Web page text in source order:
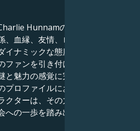
Hunnamの金星と火星の出
血縁、友情、ロマンチックな関
ナミックな態度を示していま
ァンを引き付けるスクリーン上
魅力の感覚に完璧に合致してい
プロファイルにおいて、深い人間
ターは、その力を活用して他者
への一歩を踏み出すための手段と